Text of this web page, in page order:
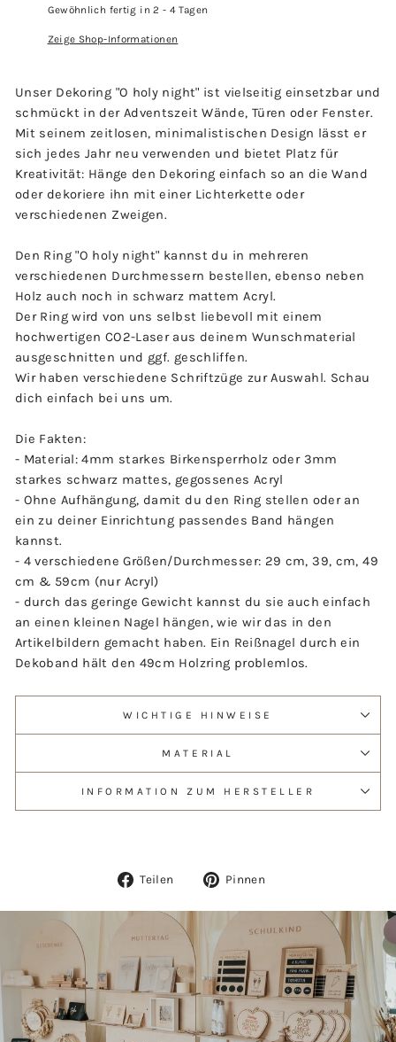
Gewöhnlich fertig in 2 - 4 Tagen
Zeige Shop-Informationen
Unser Dekoring "O holy night" ist vielseitig einsetzbar und
schmückt in der Adventszeit Wände, Türen oder Fenster.
Mit seinem zeitlosen, minimalistischen Design lässt er
sich jedes Jahr neu verwenden und bietet Platz für
Kreativität: Hänge den Dekoring einfach so an die Wand
oder dekoriere ihn mit einer Lichterkette oder
verschiedenen Zweigen.
Den Ring "O holy night" kannst du in mehreren
verschiedenen Durchmessern bestellen, ebenso neben
Holz auch noch in schwarz mattem Acryl.
Der Ring wird von uns selbst liebevoll mit einem
hochwertigen CO2-Laser aus deinem Wunschmaterial
ausgeschnitten und ggf. geschliffen.
Wir haben verschiedene Schriftzüge zur Auswahl. Schau
dich einfach bei uns um.
Die Fakten:
- Material: 4mm starkes Birkensperrholz oder 3mm
starkes schwarz mattes, gegossenes Acryl
- Ohne Aufhängung, damit du den Ring stellen oder an
ein zu deiner Einrichtung passendes Band hängen
kannst.
- 4 verschiedene Größen/Durchmesser: 29 cm, 39, cm, 49
cm & 59cm (nur Acryl)
- durch das geringe Gewicht kannst du sie auch einfach
an einen kleinen Nagel hängen, wie wir das in den
Artikelbildern gemacht haben. Ein Reißnagel durch ein
Dekoband hält den 49cm Holzring problemlos.
WICHTIGE HINWEISE
MATERIAL
INFORMATION ZUM HERSTELLER
Teilen
Auf
Pinnen